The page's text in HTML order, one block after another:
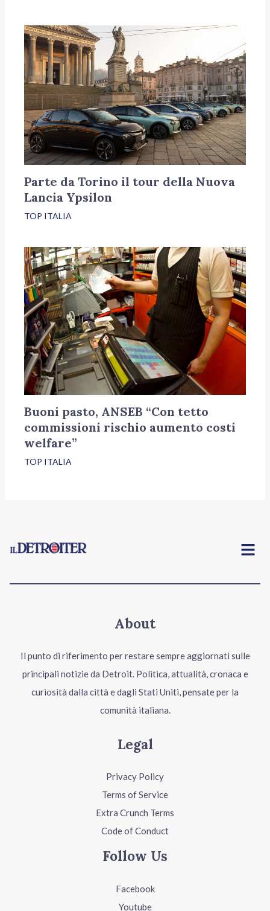
Parte da Torino il tour della Nuova
Lancia Ypsilon
TOP ITALIA
Buoni pasto, ANSEB “Con tetto
commissioni rischio aumento costi
welfare”
TOP ITALIA
Menu
About
Il punto di riferimento per restare sempre aggiornati sulle
principali notizie da Detroit. Politica, attualità, cronaca e
curiosità dalla città e dagli Stati Uniti, pensate per la
comunità italiana.
Legal
Privacy Policy
Terms of Service
Extra Crunch Terms
Code of Conduct
Follow Us
Facebook
Youtube